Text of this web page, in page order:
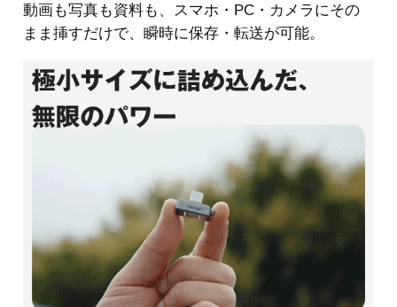
動画も写真も資料も、スマホ・PC・カメラにその
まま挿すだけで、瞬時に保存・転送が可能。